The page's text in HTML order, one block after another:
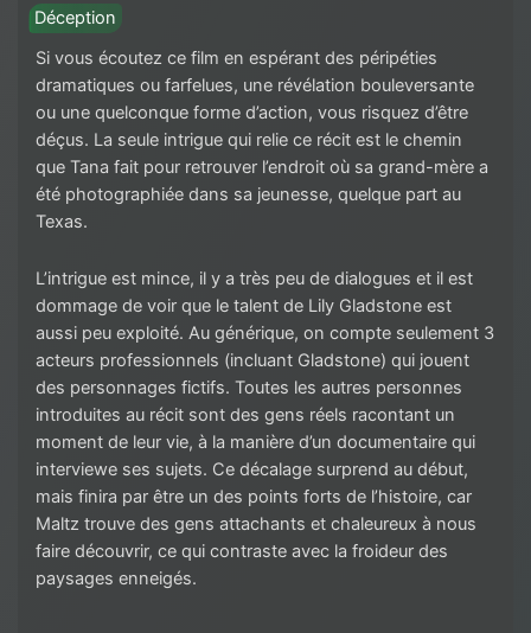
Déception
Si vous écoutez ce film en espérant des péripéties
dramatiques ou farfelues, une révélation bouleversante
ou une quelconque forme d’action, vous risquez d’être
déçus. La seule intrigue qui relie ce récit est le chemin
que Tana fait pour retrouver l’endroit où sa grand-mère a
été photographiée dans sa jeunesse, quelque part au
Texas.
L’intrigue est mince, il y a très peu de dialogues et il est
dommage de voir que le talent de Lily Gladstone est
aussi peu exploité. Au générique, on compte seulement 3
acteurs professionnels (incluant Gladstone) qui jouent
des personnages fictifs. Toutes les autres personnes
introduites au récit sont des gens réels racontant un
moment de leur vie, à la manière d’un documentaire qui
interviewe ses sujets. Ce décalage surprend au début,
mais finira par être un des points forts de l’histoire, car
Maltz trouve des gens attachants et chaleureux à nous
faire découvrir, ce qui contraste avec la froideur des
paysages enneigés.